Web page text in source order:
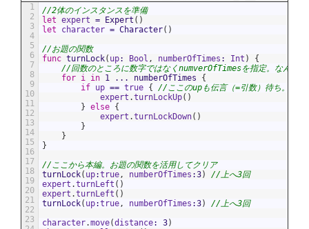
1
2
3
4
5
6
7
8
9
10
11
12
13
14
15
16
17
18
19
20
21
22
23
//2体のインスタンスを準備
let expert = Expert ( )
let
character = Character( )
//お題の関数
func turnLock( up: Bool , numberOfTimes : Int )
{
//回数のところに数字ではなくnumverOfTimesを指定。なんだ
for i in 1 ... numberOfTimes
{
if up == true {
//ここのupも伝言（=引数）待ち。伝
expert .turnLockUp( )
} else {
expert .turnLockDown( )
}
}
}
//ここから本編。お題の関数を活用してクリア
turnLock( up:true , numberOfTimes :3)
//上へ3回
expert .turnLeft ( )
expert .turnLeft ( )
turnLock( up:true , numberOfTimes :3)
//上へ3回
character.move(distance: 3)